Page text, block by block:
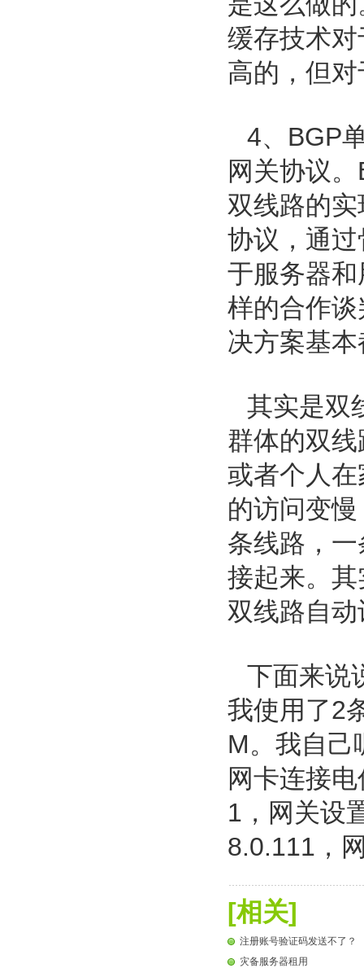
缓存技术
高的，但
4、BGP
网关协议
双线路的
协议，通
于服务器
样的合作
决方案基
其实是双
群体的双
或者个人
的访问变
条线路，
接起来。
双线路自
下面来说
我使用了2
M。我自己
网卡连接
1，网关设
8.0.111，
[相关]
注册账号验证码发送不了？
灾备服务器租用